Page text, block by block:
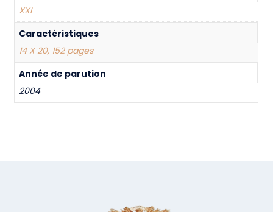
XXI
Caractéristiques
14 X 20, 152 pages
Année de parution
2004